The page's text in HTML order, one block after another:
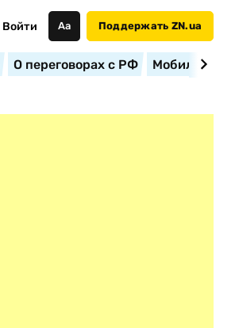
Войти Аа Поддержать ZN.ua
О переговорах с РФ